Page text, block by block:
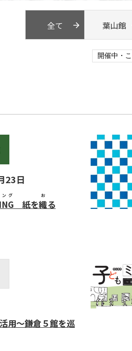
全て 葉山館
23日
グ
紙を織
お
る
用～鎌倉５館を巡